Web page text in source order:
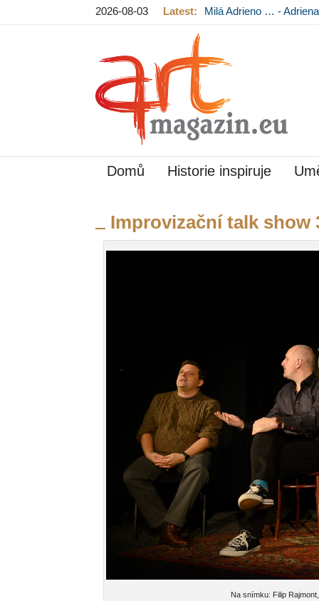
2026-08-03 Latest:
Milá Adrieno … -
Domů Historie inspiruje
Improvizační talk show
Na snímku: Filip